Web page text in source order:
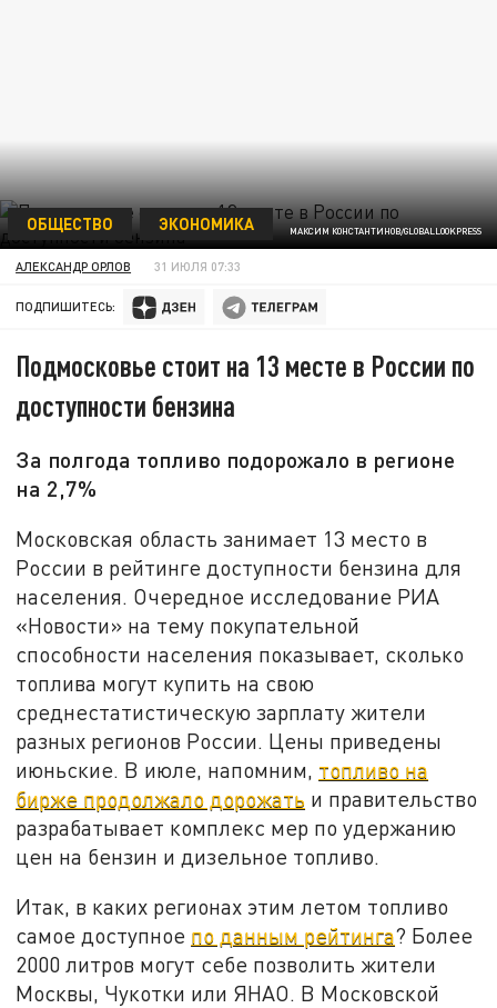
МАКСИМ КОНСТАНТИНОВ/GLOBALLOOKPRESS
ОБЩЕСТВО ЭКОНОМИКА
АЛЕКСАНДР ОРЛОВ 31 ИЮЛЯ 07:33
ПОДПИШИТЕСЬ:
Подмосковье стоит на 13 месте в России по
доступности бензина
За полгода топливо подорожало в регионе
на 2,7%
Московская область занимает 13 место в
России в рейтинге доступности бензина для
населения. Очередное исследование РИА
«Новости» на тему покупательной
способности населения показывает, сколько
топлива могут купить на свою
среднестатистическую зарплату жители
разных регионов России. Цены приведены
июньские. В июле, напомним, топливо на
бирже продолжало дорожать и правительство
разрабатывает комплекс мер по удержанию
цен на бензин и дизельное топливо.
Итак, в каких регионах этим летом топливо
самое доступное по данным рейтинга? Более
2000 литров могут себе позволить жители
Москвы, Чукотки или ЯНАО. В Московской